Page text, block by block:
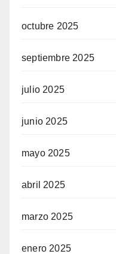
octubre 2025
septiembre 2025
julio 2025
junio 2025
mayo 2025
abril 2025
marzo 2025
enero 2025